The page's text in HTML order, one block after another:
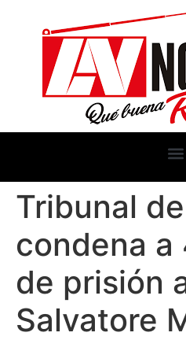
Tribunal
condena a
de prisión
Salvatore